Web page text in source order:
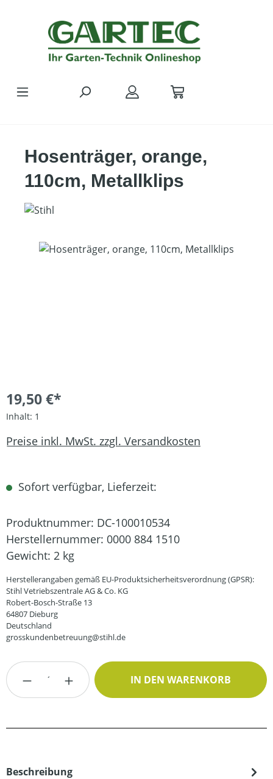
Hosenträger, orange,
110cm, Metallklips
Bildergalerie überspringen
19,50 €*
Inhalt: 1
Preise inkl. MwSt. zzgl. Versandkosten
Sofort verfügbar, Lieferzeit:
Produktnummer: DC-100010534
Herstellernummer: 0000 884 1510
Gewicht: 2 kg
Herstellerangaben gemäß EU-Produktsicherheitsverordnung (GPSR):
Stihl Vetriebszentrale AG & Co. KG
Robert-Bosch-Straße 13
64807 Dieburg
Deutschland
grosskundenbetreuung@stihl.de
Produkt Anzahl: Gib den gewünschten
IN DEN WARENKORB
Beschreibung